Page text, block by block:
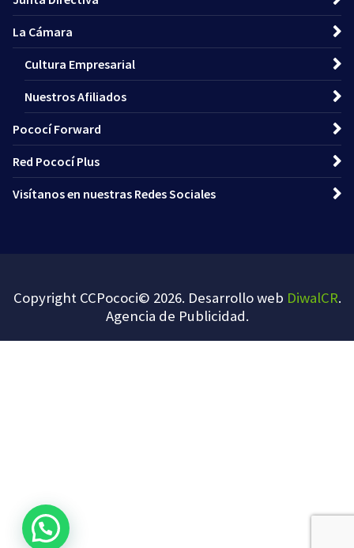
La Cámara
Cultura Empresarial
Nuestros Afiliados
Pococí Forward
Red Pococí Plus
Visítanos en nuestras Redes Sociales
Copyright CCPococi© 2026. Desarrollo web DiwalCR.
Agencia de Publicidad.